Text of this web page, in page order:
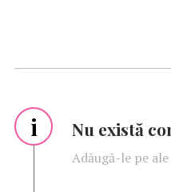
i Nu există
Adăugă-le pe